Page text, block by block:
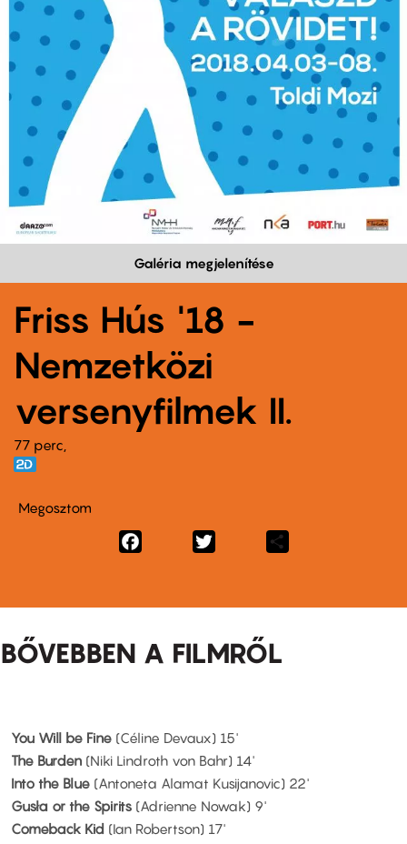
Galéria megjelenítése
Friss Hús '18 -
Nemzetközi
versenyfilmek II.
77 perc,
Megosztom
Facebook
BŐVEBBEN A FILMRŐL
You Will be Fine (Céline Devaux) 15'
The Burden (Niki Lindroth von Bahr) 14'
Into the Blue (Antoneta Alamat Kusijanovic) 22'
Gusła or the Spirits (Adrienne Nowak) 9'
Comeback Kid (Ian Robertson) 17'